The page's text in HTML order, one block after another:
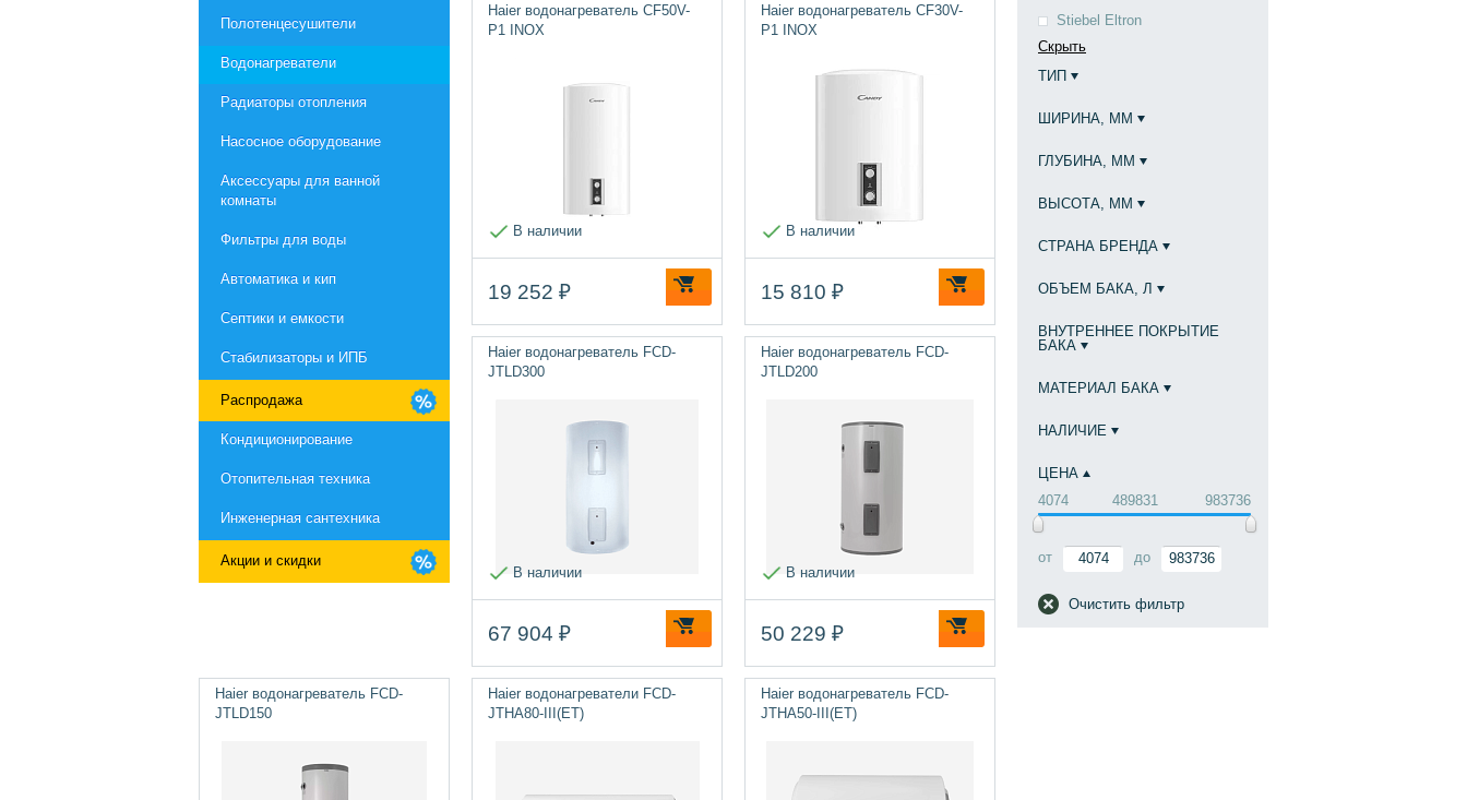
Полотенцесушители
Водонагреватели
Радиаторы отопления
Насосное оборудование
Aксессуары для ванной
комнаты
Фильтры для воды
Автоматика и кип
Септики и емкости
Стабилизаторы и ИПБ
Распродажа
Кондиционирование
Отопительная техника
Инженерная сантехника
Акции и скидки
Stiebel Eltron
Скрыть
ТИП
ШИРИНА, ММ
ГЛУБИНА, ММ
ВЫСОТА, ММ
СТРАНА БРЕНДА
ОБЪЕМ БАКА, Л
ВНУТРЕННЕЕ ПОКРЫТИЕ
БАКА
МАТЕРИАЛ БАКА
НАЛИЧИЕ
ЦЕНА
4074
489831 983736
от до
Очистить фильтр
Haier водонагреватель CF50V-
P1 INOX
В наличии
19 252 ₽
Haier водонагреватель CF30V-
P1 INOX
В наличии
15 810 ₽
Haier водонагреватель FCD-
JTLD300
В наличии
67 904 ₽
Haier водонагреватель FCD-
JTLD200
В наличии
50 229 ₽
Haier водонагреватель FCD-
JTLD150
Haier водонагреватели FCD-
JTHA80-III(ET)
Haier водонагреватель FCD-
JTHA50-III(ET)